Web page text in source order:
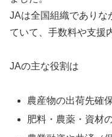
JAは全国組織でありな
ていて、手数料や支援
JAの主な役割は
農産物の出荷先確
肥料・農薬・資材